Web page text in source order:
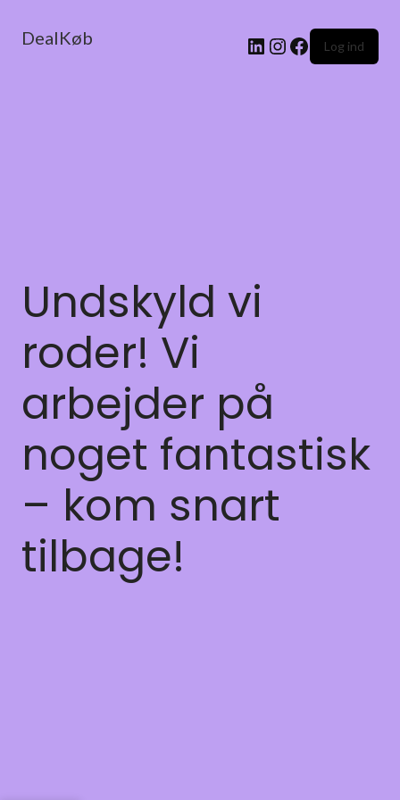
DealKøb Log ind
Undskyld vi
roder! Vi
arbejder på
noget fantastisk
– kom snart
tilbage!